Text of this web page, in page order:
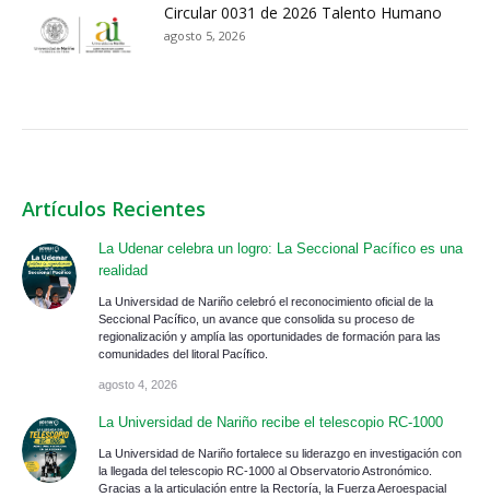
Circular 0031 de 2026 Talento Humano
agosto 5, 2026
Artículos Recientes
La Udenar celebra un logro: La Seccional Pacífico es una
realidad
La Universidad de Nariño celebró el reconocimiento oficial de la
Seccional Pacífico, un avance que consolida su proceso de
regionalización y amplía las oportunidades de formación para las
comunidades del litoral Pacífico.
agosto 4, 2026
La Universidad de Nariño recibe el telescopio RC-1000
La Universidad de Nariño fortalece su liderazgo en investigación con
la llegada del telescopio RC-1000 al Observatorio Astronómico.
Gracias a la articulación entre la Rectoría, la Fuerza Aeroespacial